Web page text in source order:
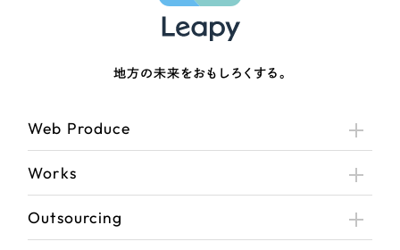
地方の未来をおもしろくする。
Web Produce
Works
Outsourcing